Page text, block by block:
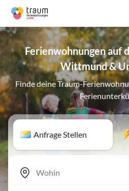
Ferienwohnungen auf
Wittmund &
Finde deine Traum-
Anfrage Stellen